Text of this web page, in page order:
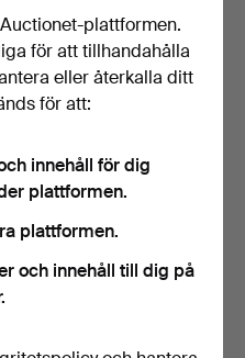
Elinchrom Skyport
Transmitter Plus.
1 dag
85 USD
plattformen.
för att tillhandahålla
eller återkalla ditt
för att:
innehåll för dig
plattformen.
plattformen.
och innehåll till dig på